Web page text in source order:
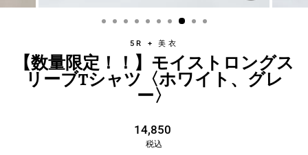
5R + 美衣
【数量限定！！】モイストロングス
リーブTシャツ〈ホワイト、グレ
ー〉
通
14,850
税込